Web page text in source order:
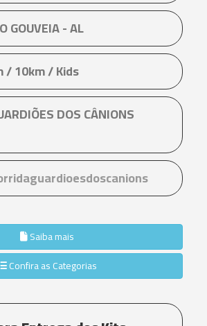
GOUVEIA - AL
/ 10km / Kids
DOS CÂNIONS
Saiba mais
Confira as Categorias